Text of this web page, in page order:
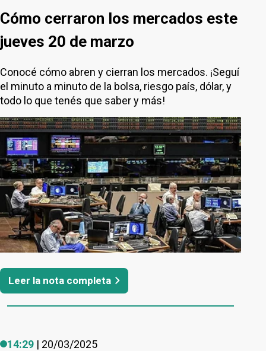
Cómo cerraron los mercados este
jueves 20 de marzo
Conocé cómo abren y cierran los mercados. ¡Seguí
el minuto a minuto de la bolsa, riesgo país, dólar, y
todo lo que tenés que saber y más!
Leer la nota completa
14:29 | 20/03/2025